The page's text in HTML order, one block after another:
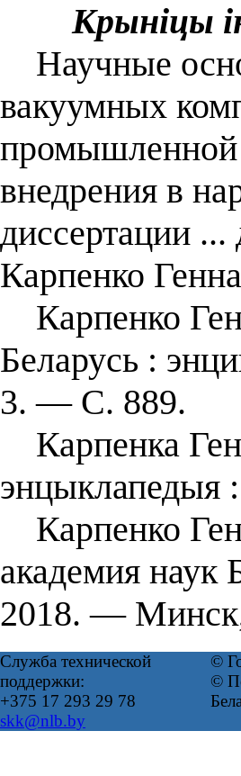
Крыніцы
Научные
вакуумных
промышленной
внедрения в
диссертации ...
Карпенко
Карпенко
Беларусь :
3. — С. 889.
Карпенка
Карпенко
академия наук
2018. —
Служба технической
поддержки:
+375 17 293 29 78
skk@nlb.by
©
©